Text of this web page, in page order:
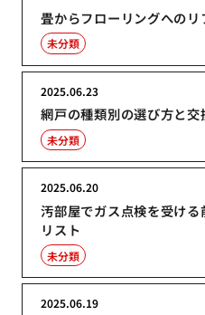
畳からフローリングへの
未分類
網戸の種類別の選び方と交
2025.06.23
未分類
汚部屋でガス点検を受け
リスト
2025.06.20
未分類
2025.06.19